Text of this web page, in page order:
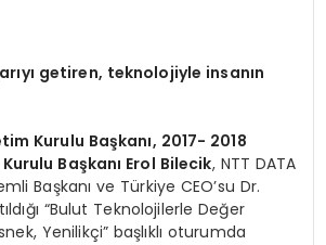
getiren, teknolojiyle insanın
Kurulu Başkanı, 2017- 2018
Başkanı Erol Bilecik, NTT DATA
Başkanı ve Türkiye CEO’su Dr.
“Bulut Teknolojilerle Değer
Yenilikçi” başlıklı oturumda